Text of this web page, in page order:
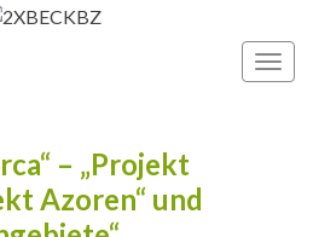
– „Projekt
Azoren“ und